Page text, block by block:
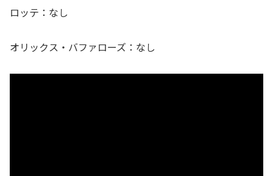
ロッテ：なし
オリックス・バファローズ：なし